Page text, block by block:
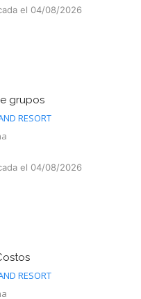
el 04/08/2026
grupos
RESORT
el 04/08/2026
RESORT